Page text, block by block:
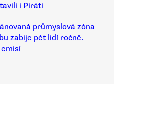
i Piráti
průmyslová zóna
zabije pět lidí ročně.